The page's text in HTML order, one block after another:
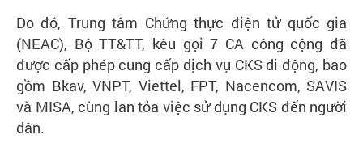
Do đó, Trung tâm Chứng thực điện tử quốc gia
(NEAC), Bộ TT&TT, kêu gọi 7 CA công cộng đã
được cấp phép cung cấp dịch vụ CKS di động, bao
gồm Bkav, VNPT, Viettel, FPT, Nacencom, SAVIS
và MISA, cùng lan tỏa việc sử dụng CKS đến người
dân.